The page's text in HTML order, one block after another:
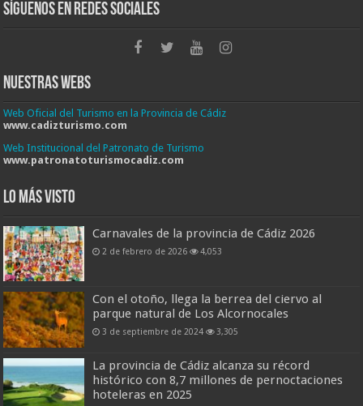
Síguenos en Redes Sociales
Nuestras Webs
Web Oficial del Turismo en la Provincia de Cádiz
www.cadizturismo.com
Web Institucional del Patronato de Turismo
www.patronatoturismocadiz.com
Lo más visto
Carnavales de la provincia de Cádiz 2026
2 de febrero de 2026 4,053
Con el otoño, llega la berrea del ciervo al
parque natural de Los Alcornocales
3 de septiembre de 2024 3,305
La provincia de Cádiz alcanza su récord
histórico con 8,7 millones de pernoctaciones
hoteleras en 2025